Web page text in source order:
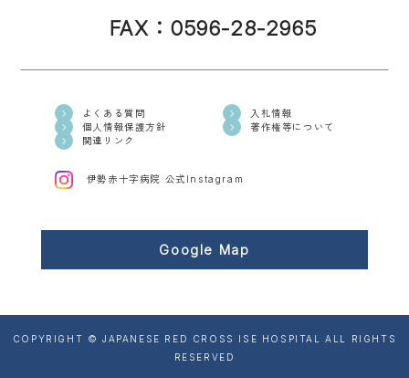
FAX：0596-28-2965
よくある質問
入札情報
個人情報保護方針
著作権等について
関連リンク
伊勢赤十字病院 公式Instagram
Google Map
COPYRIGHT © JAPANESE RED CROSS ISE HOSPITAL ALL RIGHTS
RESERVED